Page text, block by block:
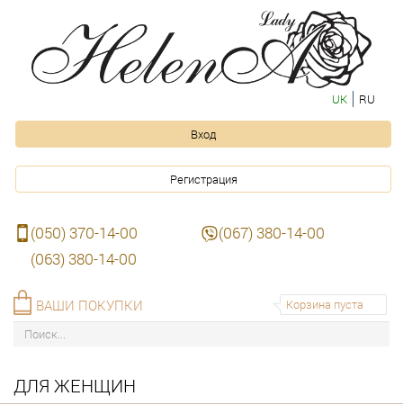
UK RU
Вход
Регистрация
(050) 370-14-00
(067) 380-14-00
(063) 380-14-00
Корзина пуста
ВАШИ ПОКУПКИ
ДЛЯ ЖЕНЩИН